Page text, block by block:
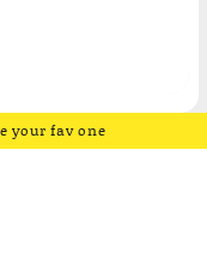
your fav one